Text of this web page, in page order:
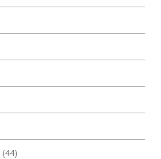
(44)